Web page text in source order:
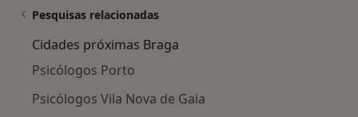
Pesquisas relacionadas
Cidades próximas Braga
Psicólogos Porto
Psicólogos Vila Nova de Gaia